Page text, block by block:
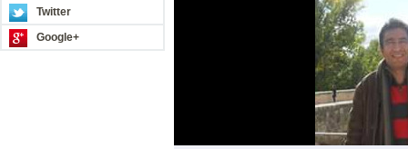
Twitter
Google+